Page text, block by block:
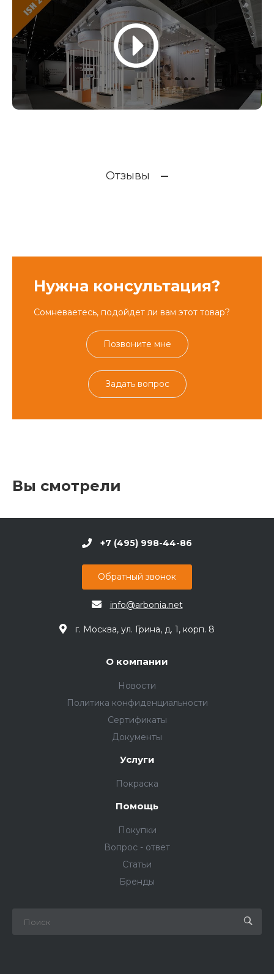
Отзывы
Нужна консультация?
Сомневаетесь, подойдет ли вам этот товар?
Позвоните мне
Задать вопрос
Вы смотрели
+7 (495) 998-44-86
Обратный звонок
info@arbonia.net
г. Москва, ул. Грина, д. 1, корп. 8
О компании
Новости
Политика конфиденциальности
Сертификаты
Документы
Услуги
Покраска
Помощь
Покупки
Вопрос - ответ
Статьи
Бренды